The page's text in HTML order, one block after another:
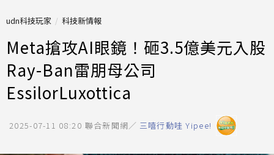
udn科技玩家 科技新情報
Meta搶攻AI眼鏡！砸3.5億美元入股
Ray-Ban雷朋母公司
EssilorLuxottica
2025-07-11 08:20 聯合新聞網／ 三嘻行動哇 Yipee!